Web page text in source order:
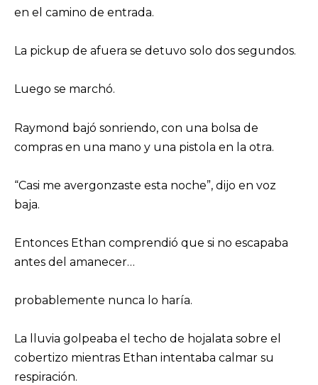
en el camino de entrada.
La pickup de afuera se detuvo solo dos segundos.
Luego se marchó.
Raymond bajó sonriendo, con una bolsa de
compras en una mano y una pistola en la otra.
“Casi me avergonzaste esta noche”, dijo en voz
baja.
Entonces Ethan comprendió que si no escapaba
antes del amanecer…
probablemente nunca lo haría.
La lluvia golpeaba el techo de hojalata sobre el
cobertizo mientras Ethan intentaba calmar su
respiración.